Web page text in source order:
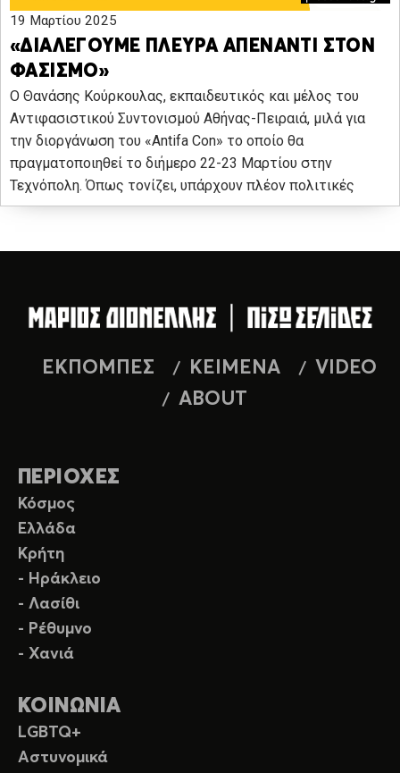
19 Μαρτίου 2025
«ΔΙΑΛΕΓΟΥΜΕ ΠΛΕΥΡΑ ΑΠΕΝΑΝΤΙ ΣΤΟΝ
ΦΑΣΙΣΜΟ»
Ο Θανάσης Κούρκουλας, εκπαιδευτικός και μέλος του
Αντιφασιστικού Συντονισμού Αθήνας-Πειραιά, μιλά για
την διοργάνωση του «Antifa Con» το οποίο θα
πραγματοποιηθεί το διήμερο 22-23 Μαρτίου στην
Τεχνόπολη. Όπως τονίζει, υπάρχουν πλέον πολιτικές
ΕΚΠΟΜΠΕΣ ΚΕΙΜΕΝΑ
VIDEO
ABOUT
ΠΕΡΙΟΧΕΣ
Κόσμος
Ελλάδα
Κρήτη
- Ηράκλειο
- Λασίθι
- Ρέθυμνο
- Χανιά
ΚΟΙΝΩΝΙΑ
LGBTQ+
Αστυνομικά